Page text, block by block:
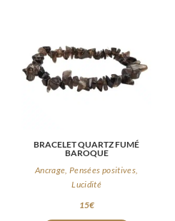
BRACELET QUARTZ FUMÉ
BAROQUE
Ancrage, Pensées positives,
Lucidité
15€